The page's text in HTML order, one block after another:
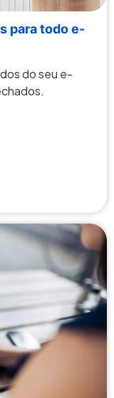
para todo e-
do seu e-